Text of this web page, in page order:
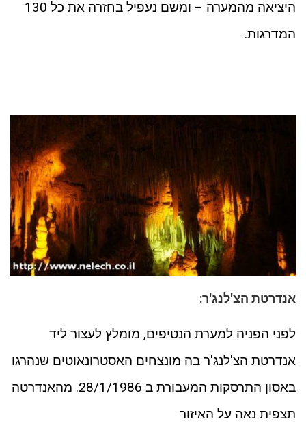
היציאה מהמערה – ומשם נעפיל בחזרה את כל 130
המדרגות.
אנדרטת הצ'לנג'ר:
לפני הפניה למערת הנטיפים, מומלץ לעצור ליד
אנדרטת הצ'לנג'ר בה מונצחים האסטרונאוטים שנהרגו
באסון התרסקות המעבורת ב 28/1/1986. מהאנדרטה
תצפית נאה על האיזור